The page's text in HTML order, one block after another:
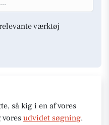
værktøj
så kig i en af vores
udvidet søgning.